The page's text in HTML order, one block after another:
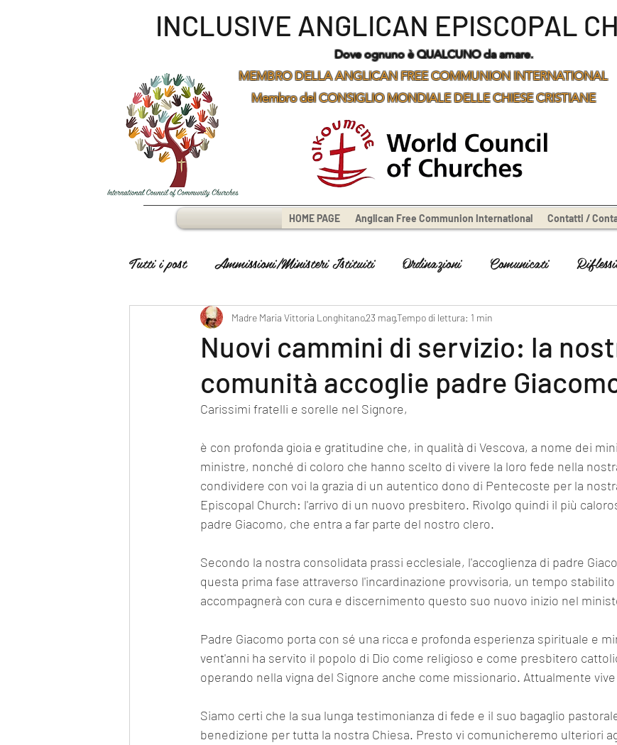
INCLUSIVE ANGLICAN EPISCOPAL
Dove ognuno è QUALCUNO da amare.
MEMBRO DELLA ANGLICAN FREE COMMUNION INTERNATIONAL
Membro del CONSIGLIO MONDIALE DELLE CHIESE CRISTIANE
HOME PAGE Anglican Free Communion International Contatti /
Tutti i post Ammissioni/Ministeri Istituiti Ordinazioni Comunicati
Nuovi cammini di servizio: la
comunità accoglie padre
Madre Maria Vittoria Longhitano23 magTempo di lettura: 1 min
Carissimi fratelli e sorelle nel Signore,
​è con profonda gioia e gratitudine che, in qualità di Vescova, a nome dei
ministre, nonché di coloro che hanno scelto di vivere la loro fede nella
condividere con voi la grazia di un autentico dono di Pentecoste per la
Episcopal Church: l'arrivo di un nuovo presbitero. Rivolgo quindi il più
padre Giacomo, che entra a far parte del nostro clero.
​Secondo la nostra consolidata prassi ecclesiale, l'accoglienza di padre
questa prima fase attraverso l'incardinazione provvisoria, un tempo
accompagnerà con cura e discernimento questo suo nuovo inizio nel
​Padre Giacomo porta con sé una ricca e profonda esperienza spirituale e
vent'anni ha servito il popolo di Dio come religioso e come presbitero
operando nella vigna del Signore anche come missionario. Attualmente
​Siamo certi che la sua lunga testimonianza di fede e il suo bagaglio
benedizione per tutta la nostra Chiesa. Presto vi comunicheremo ulteriori